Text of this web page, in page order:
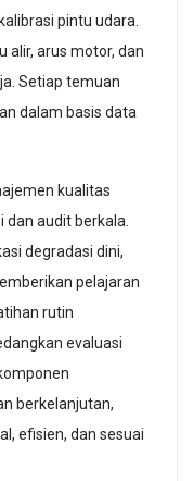
pintu udara.
alir, arus motor, dan
Setiap temuan
dalam basis data
kualitas
audit berkala.
degradasi dini,
pelajaran
rutin
evaluasi
berkelanjutan,
efisien, dan sesuai